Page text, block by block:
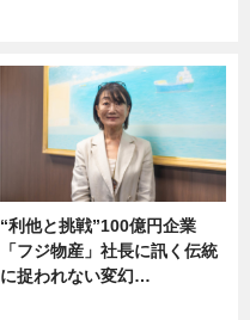
“利他と挑戦”100億円企業
「フジ物産」社長に訊く伝統
に捉われない変幻…